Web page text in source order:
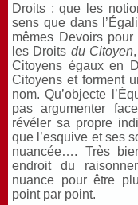
Droits ; que les
sens que dans
mêmes Devoirs
les Droits du Citoyen
Citoyens égaux en
Citoyens et forment
nom. Qu’objecte
pas argumenter
révéler sa propre
que l’esquive et ses
nuancée…. Très
endroit du
nuance pour être
point par point.